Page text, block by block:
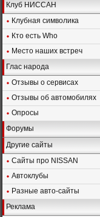
Клуб НИССАН
Клубная символика
Кто есть Who
Место наших встреч
Глас народа
Отзывы о сервисах
Отзывы об автомобилях
Опросы
Форумы
Другие сайты
Сайты про NISSAN
Автоклубы
Разные авто-сайты
Реклама